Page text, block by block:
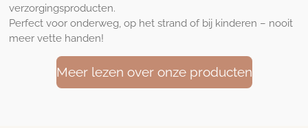
verzorgingsproducten.
Perfect voor onderweg, op het strand of bij kinderen – nooit
meer vette handen!
Meer lezen over onze producten